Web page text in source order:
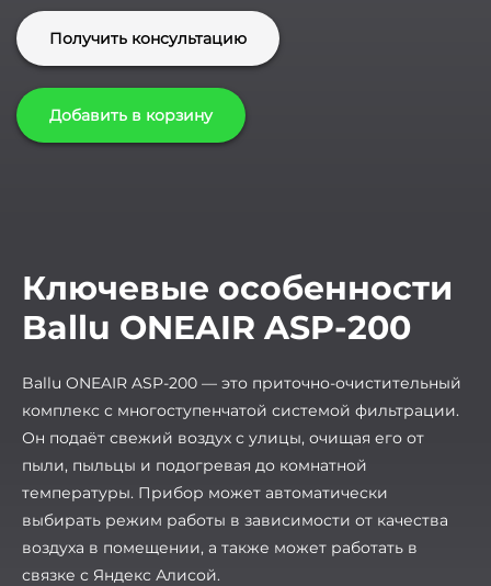
Получить консультацию
Добавить в корзину
Ключевые особенности
Ballu ONEAIR ASP-200
Ballu ONEAIR ASP-200 — это приточно-очистительный
комплекс с многоступенчатой системой фильтрации.
Он подаёт свежий воздух с улицы, очищая его от
пыли, пыльцы и подогревая до комнатной
температуры. Прибор может автоматически
выбирать режим работы в зависимости от качества
воздуха в помещении, а также может работать в
связке с Яндекс Алисой.